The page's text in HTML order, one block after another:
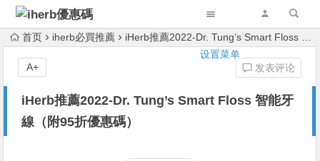
设置菜单
首页 iherb必買推薦 iHerb推薦2022-Dr. Tung’s Smart Floss 智能牙線（附95折優惠碼）
iHerb推薦2022-Dr. Tung’s Smart Floss 智能牙
線（附95折優惠碼）
发表评论
A+